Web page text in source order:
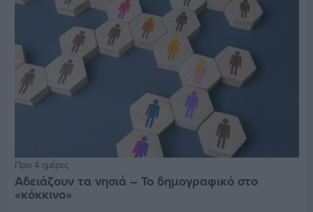
Πριν 4 ημέρες
Αδειάζουν τα νησιά – Το δημογραφικό στο
«κόκκινο»